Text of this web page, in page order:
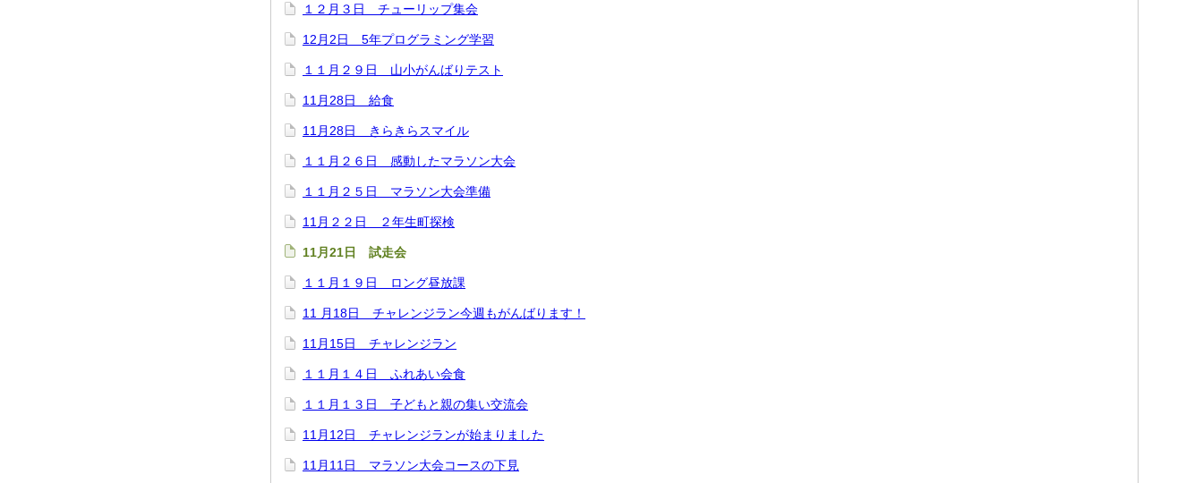
１２月３日 チューリップ集会
12月2日 5年プログラミング学習
１１月２９日 山小がんばりテスト
11月28日 給食
11月28日 きらきらスマイル
１１月２６日 感動したマラソン大会
１１月２５日 マラソン大会準備
11月２２日 ２年生町探検
11月21日 試走会
１１月１９日 ロング昼放課
11 月18日 チャレンジラン今週もがんばります！
11月15日 チャレンジラン
１１月１４日 ふれあい会食
１１月１３日 子どもと親の集い交流会
11月12日 チャレンジランが始まりました
11月11日 マラソン大会コースの下見